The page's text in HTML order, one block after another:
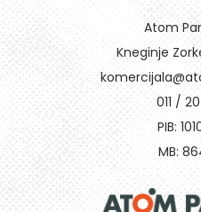
Atom
Kneginje
011 /
PIB:
MB: